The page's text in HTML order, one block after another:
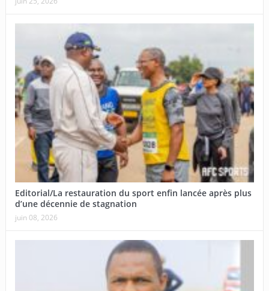
Editorial/La restauration du sport enfin lancée après plus
d’une décennie de stagnation
juin 08, 2026